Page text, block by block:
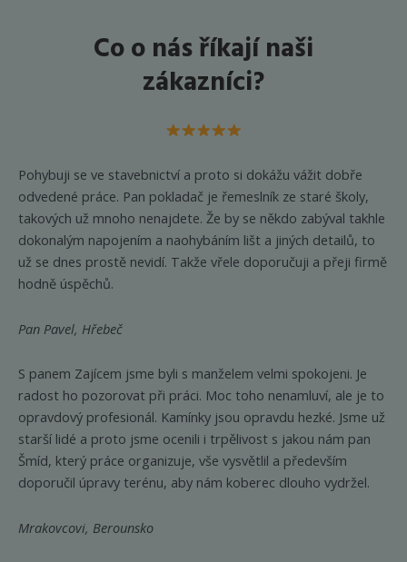
na
stránce
produktu
Co o nás říkají naši
zákazníci?
Pohybuji se ve stavebnictví a proto si dokážu vážit dobře
odvedené práce. Pan pokladač je řemeslník ze staré školy,
takových už mnoho nenajdete. Že by se někdo zabýval takhle
dokonalým napojením a naohybáním lišt a jiných detailů, to
už se dnes prostě nevidí. Takže vřele doporučuji a přeji firmě
hodně úspěchů.
Pan Pavel, Hřebeč
S panem Zajícem jsme byli s manželem velmi spokojeni. Je
radost ho pozorovat při práci. Moc toho nenamluví, ale je to
opravdový profesionál. Kamínky jsou opravdu hezké. Jsme už
starší lidé a proto jsme ocenili i trpělivost s jakou nám pan
Šmíd, který práce organizuje, vše vysvětlil a především
doporučil úpravy terénu, aby nám koberec dlouho vydržel.
Mrakovcovi, Berounsko